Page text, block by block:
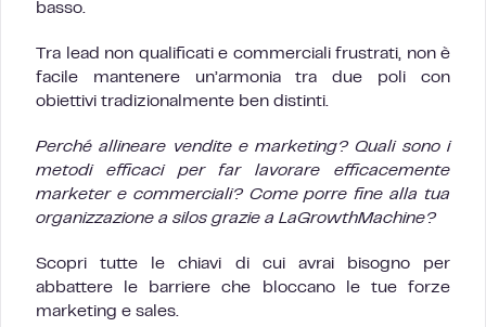
basso.
Tra lead non qualificati e commerciali frustrati, non è
facile mantenere un’armonia tra due poli con
obiettivi tradizionalmente ben distinti.
Perché allineare vendite e marketing? Quali sono i
metodi efficaci per far lavorare efficacemente
marketer e commerciali? Come porre fine alla tua
organizzazione a silos grazie a LaGrowthMachine?
Scopri tutte le chiavi di cui avrai bisogno per
abbattere le barriere che bloccano le tue forze
marketing e sales.